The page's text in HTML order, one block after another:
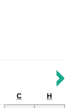
С Н